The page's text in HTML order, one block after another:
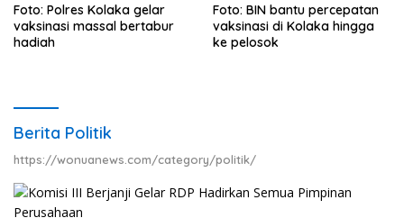
Foto: Polres Kolaka gelar
vaksinasi massal bertabur
hadiah
Foto: BIN bantu percepatan
vaksinasi di Kolaka hingga
ke pelosok
Berita Politik
https://wonuanews.com/category/politik/